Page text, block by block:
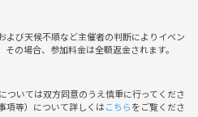
よび天候不順など主催者の判断によりイベン
の場合、参加料金は全額返金されます。
ついては双方同意のうえ慎重に行ってくださ
項等）について詳しくはこちらをご覧くださ